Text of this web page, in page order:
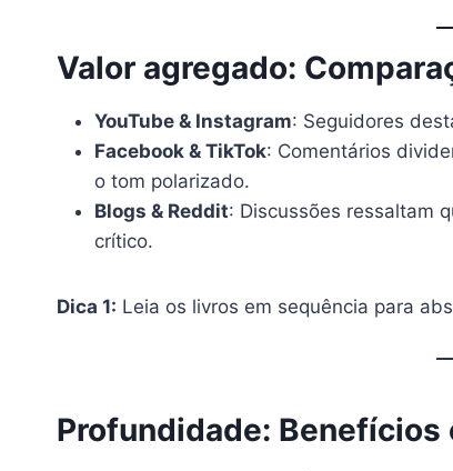
Valor agregado:
YouTube & Instagram: Seguidores
Facebook & TikTok: Comentários
o tom polarizado.
Blogs & Reddit: Discussões ressaltam
crítico.
Dica 1: Leia os livros em sequência para
Profundidade: